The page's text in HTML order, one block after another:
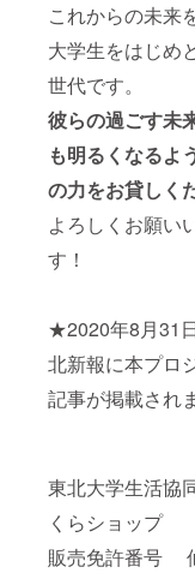
これからの未来
大学生をはじめ
世代です。
彼らの過ごす未
も明るくなるよ
の力をお貸しく
よろしくお願い
す！
★2020年8月31
北新報に本プロ
記事が掲載され
東北大学生活協
くらショップ
販売免許番号